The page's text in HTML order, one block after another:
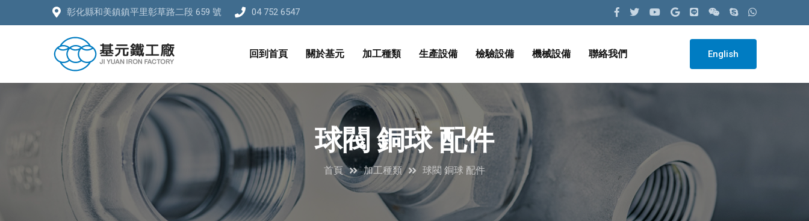
彰化縣和美鎮鎮平里彰草路二段 659 號 04 752 6547
回到首頁 關於基元 加工種類 生產設備 檢驗設備 機械設備 聯絡我們 English
球閥 銅球 配件
首頁 加工種類 球閥 銅球 配件